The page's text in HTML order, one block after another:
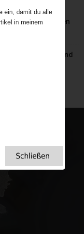
und eisiges Treiben
spannender Abend
ein, damit du alle
in meinem